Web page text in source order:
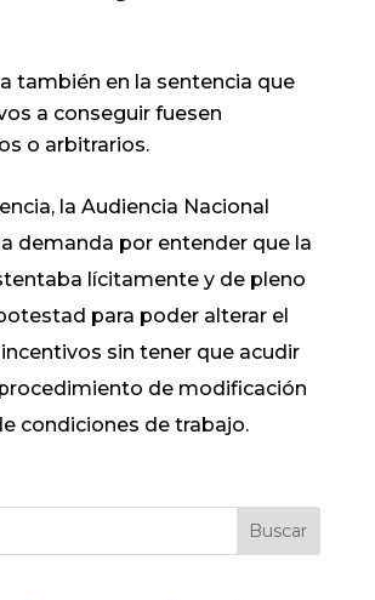
también en la sentencia que
a conseguir fuesen
o arbitrarios.
la Audiencia Nacional
demanda por entender que la
lícitamente y de pleno
para poder alterar el
sin tener que acudir
de modificación
condiciones de trabajo.
Buscar